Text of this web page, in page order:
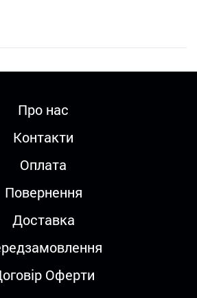
Про нас
Контакти
Оплата
Повернення
Доставка
Оферти